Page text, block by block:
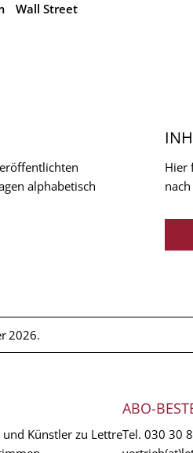
Wall Street
alphabetisch
Hier
2026.
Künstler zu Lettre
ABO-
Tel. 030 30